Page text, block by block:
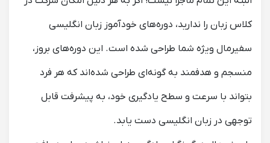
کلاس زبان را ندارید، دوره‌های خودآموز زبان انگلیسی
سفیرمال ویژه شما طراحی شده است. این دوره‌های بروز،
منسجم و هدفمند به گونه‌‎ای طراحی شده‌اند که هر فرد
بتواند با سرعت و سطح یادگیری خود، به پیشرفت قابل
توجهی در زبان انگلیسی دست یابد.